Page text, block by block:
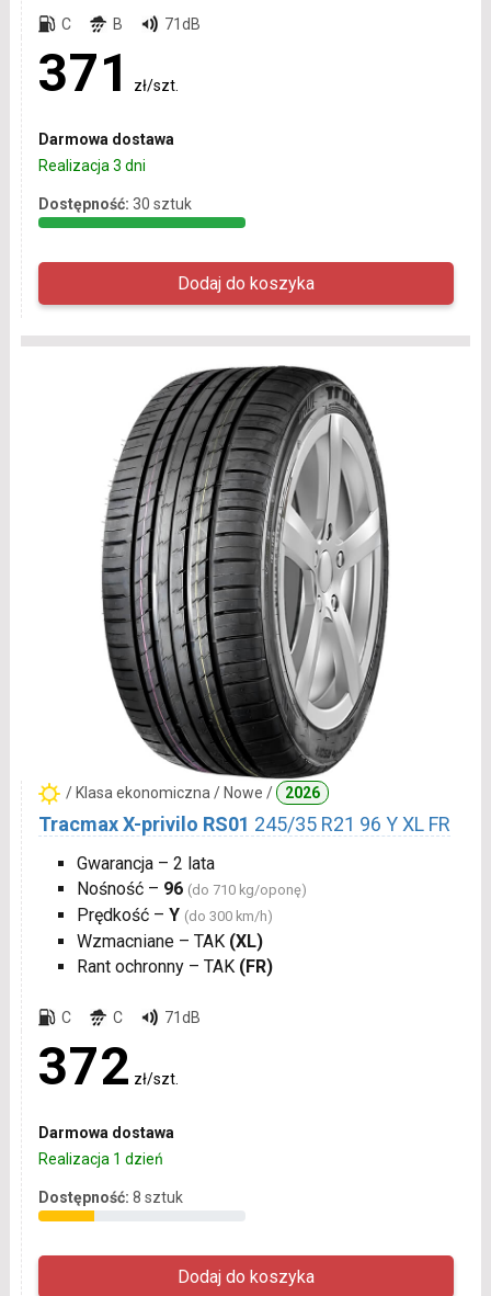
C B 71dB
371 zł/szt.
Darmowa dostawa
Realizacja 3 dni
Dostępność: 30 sztuk
/ Klasa ekonomiczna / Nowe / 2026
Tracmax X-privilo RS01 245/35 R21 96 Y XL FR
Gwarancja – 2 lata
Nośność – 96 (do 710 kg/oponę)
Prędkość – Y (do 300 km/h)
Wzmacniane – TAK (XL)
Rant ochronny – TAK (FR)
C C 71dB
372 zł/szt.
Darmowa dostawa
Realizacja 1 dzień
Dostępność: 8 sztuk